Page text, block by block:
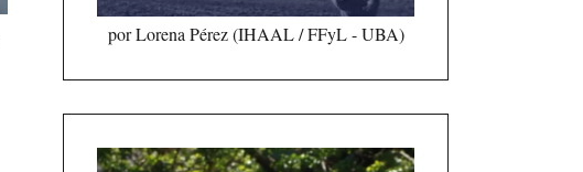
por Lorena Pérez (IHAAL / FFyL - UBA)